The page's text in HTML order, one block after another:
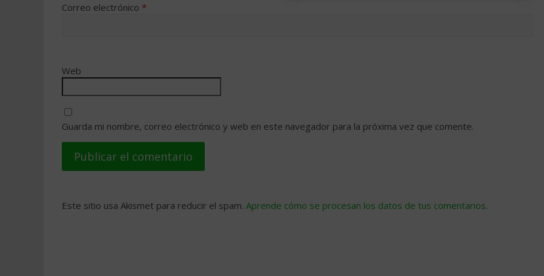
Correo electrónico *
Web
Guarda mi nombre, correo electrónico y web en este navegador para la próxima vez que comente.
Este sitio usa Akismet para reducir el spam. Aprende cómo se procesan los datos de tus comentarios.